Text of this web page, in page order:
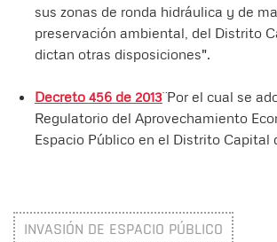
sus zonas de ronda hidráulica y de
preservación ambiental, del Distrito
dictan otras disposiciones".
Decreto 456 de 2013¨Por el cual se
Regulatorio del Aprovechamiento
Espacio Público en el Distrito Capital
INVASIÓN DE ESPACIO PÚBLICO